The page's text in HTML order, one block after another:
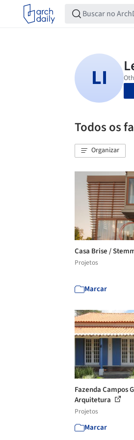
Todos os
Organizar
Casa Brise /
Projetos
Marcar
Fazenda Campos
Arquitetura
Projetos
Marcar